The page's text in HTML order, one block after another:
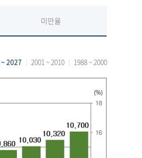
미만율
2027 2001 ~ 2010 1988 ~ 2000